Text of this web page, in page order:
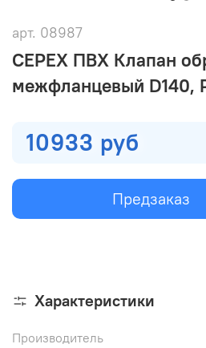
арт. 08987
CEPEX ПВХ Клапан
межфланцевый D140,
10933 руб
Предзаказ
Характеристики
Производитель